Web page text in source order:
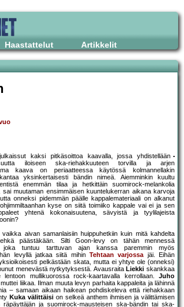
Haastattelut Artikkelit
kaksi pitkäsoittoa kaavalla, jossa yhdistellään
iloiseen ska-riehakkuuteen torvilla ja arjen
kaava on periaatteessa käytössä kolmannellakin
yksinkertaisesti bändin nimeä. Aiemminkin kuultu
enemmän tilaa ja hetkittäin suomirock-melankolia
sai muutaman ensimmäisen kuuntelukerran aikana karvoja
onneksi pidemmän päälle kappalemateriaali on alkanut
kyse on siitä toimiiko kappale vai ei ja sen
yhtenä kokonaisuutena, sävyistä ja tyylilajeista
aivan samanlaisiin huippuhetkiin kuin mitä kahdelta
päästäkään. Silti Goon-levy on tähän mennessä
joka tuntuu tarttuvan ajan kanssa paremmin myös
levyllä jatkaa siitä mihin Tehtaan varjossajäi. Eihän
pelkästään skata, mutta ei yhtye ole (onneksi)
menevästä nytkytyksestä. Avausraita Liekki skankkaa
lentoon mullikuorossa rock-kaartavalla kerrollaan. Juho
liikaa. Ilman muuta levyn parhaita kappaleita ja lähinnä
– samaan aikaan haikean pohdiskeleva että riehakkaan
Kuka välittäisi on selkeä anthem ihmisen ja välittämisen
räpäyttäjän ja suomirock-mausteisen ska-bändin tai ska-